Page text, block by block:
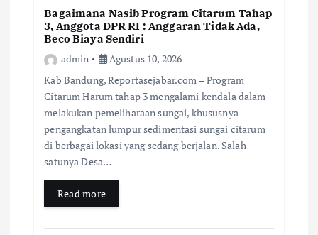
Bagaimana Nasib Program Citarum Tahap
3, Anggota DPR RI : Anggaran Tidak Ada,
Beco Biaya Sendiri
admin
Agustus 10, 2026
Kab Bandung, Reportasejabar.com – Program
Citarum Harum tahap 3 mengalami kendala dalam
melakukan pemeliharaan sungai, khususnya
pengangkatan lumpur sedimentasi sungai citarum
di berbagai lokasi yang sedang berjalan. Salah
satunya Desa…
Read more